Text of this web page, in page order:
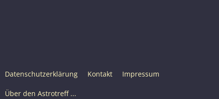
Datenschutzerklärung Kontakt Impressum
Über den Astrotreff ...